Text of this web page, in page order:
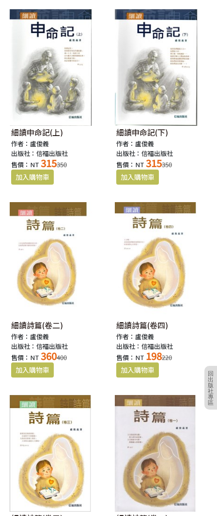
回
出
版
社
專
區
細讀申命記(上)
作者：盧俊義
出版社：信福出版社
售價：NT 315350
細讀申命記(下)
作者：盧俊義
出版社：信福出版社
售價：NT 315350
細讀詩篇(卷二)
作者：盧俊義
出版社：信福出版社
售價：NT 360400
細讀詩篇(卷四)
作者：盧俊義
出版社：信福出版社
售價：NT 198220